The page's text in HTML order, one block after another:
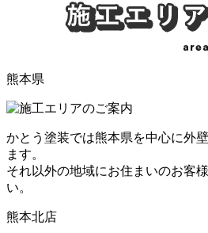
熊本県
かとう塗装では熊本県を中心に外
ます。
それ以外の地域にお住まいのお客
い。
熊本北店